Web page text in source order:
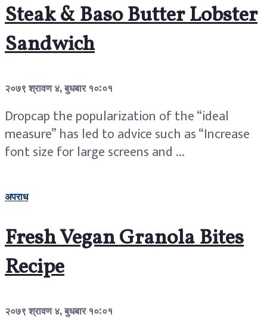
Steak & Baso Butter Lobster
Sandwich
२०७९ श्रावण ४, बुधबार १०:०१
Dropcap the popularization of the “ideal
measure” has led to advice such as “Increase
font size for large screens and ...
अपराध
Fresh Vegan Granola Bites
Recipe
२०७९ श्रावण ४, बुधबार १०:०१